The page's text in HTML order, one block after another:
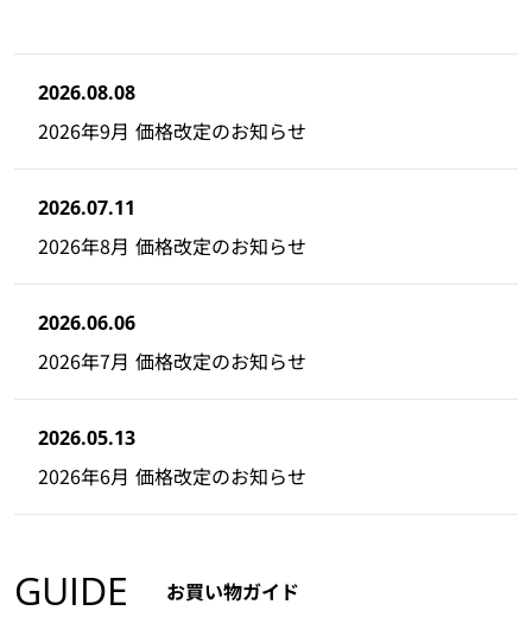
2026.08.08
2026年9月 価格改定のお知らせ
2026.07.11
2026年8月 価格改定のお知らせ
2026.06.06
2026年7月 価格改定のお知らせ
2026.05.13
2026年6月 価格改定のお知らせ
GUIDE お買い物ガイド